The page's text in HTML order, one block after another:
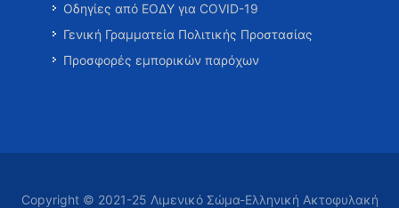
Οδηγίες από ΕΟΔΥ για COVID-19
Γενική Γραμματεία Πολιτικής Προστασίας
Προσφορές εμπορικών παρόχων
Copyright © 2021-25 Λιμενικό Σώμα-Ελληνική Ακτοφυλακή